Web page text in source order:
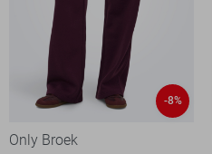
-8%
Only Broek